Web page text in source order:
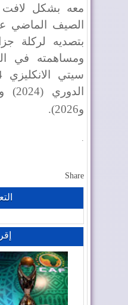
معه بشكل لافت
الصيف الماضي
بتصديه لركلة
ومساهمته في
و2026)
.
Share